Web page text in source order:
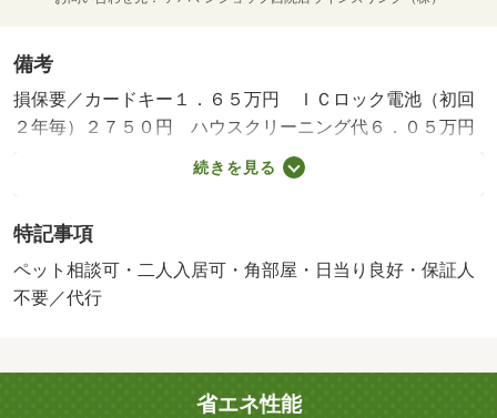
備考
損保要／カードキー１．６５万円 ＩＣロック電池（初回
２年毎）２７５０円 ハウスクリーニング代６．０５万円
／保証会社利用必：初回：３．５万円、月額：保証料とし
て月額賃料等の１％＋８００円／二人入居可／子供可／ペ
ニー／エアコン／ガスコンロ対応／フローリング／シャワ
ー付洗面台／ＴＶインターホン／室内洗濯置／陽当り良好
／システムキッチン／追焚機能浴室／角住戸／温水洗浄便
ウォークインクロゼット／保証人不要／二人入居相談／２
４時間緊急通報システム／カードキー／ネット使用料不要
続きを見る
特記事項
ペット相談可・二人入居可・角部屋・日当り良好・保証人
不要／代行
省エネ性能